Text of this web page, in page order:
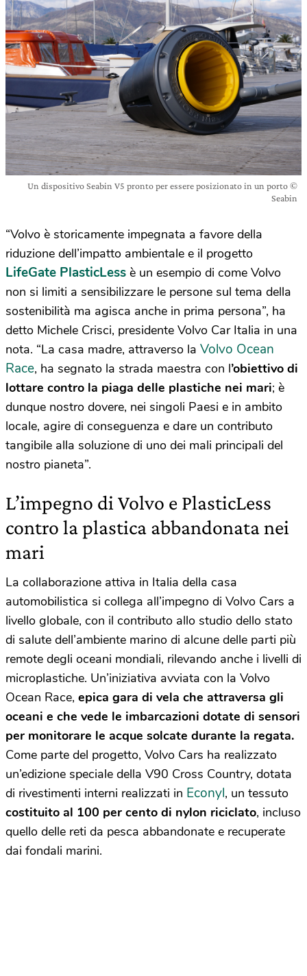
Un dispositivo Seabin V5 pronto per essere posizionato in un porto ©
Seabin
“Volvo è storicamente impegnata a favore della
riduzione dell’impatto ambientale e il progetto
LifeGate PlasticLess è un esempio di come Volvo
non si limiti a sensibilizzare le persone sul tema della
sostenibilità ma agisca anche in prima persona”, ha
detto Michele Crisci, presidente Volvo Car Italia in una
nota. “La casa madre, attraverso la Volvo Ocean
Race, ha segnato la strada maestra con l’obiettivo di
lottare contro la piaga delle plastiche nei mari; è
dunque nostro dovere, nei singoli Paesi e in ambito
locale, agire di conseguenza e dare un contributo
tangibile alla soluzione di uno dei mali principali del
nostro pianeta”.
L’impegno di Volvo e PlasticLess
contro la plastica abbandonata nei
mari
La collaborazione attiva in Italia della casa
automobilistica si collega all’impegno di Volvo Cars a
livello globale, con il contributo allo studio dello stato
di salute dell’ambiente marino di alcune delle parti più
remote degli oceani mondiali, rilevando anche i livelli di
microplastiche. Un’iniziativa avviata con la Volvo
Ocean Race, epica gara di vela che attraversa gli
oceani e che vede le imbarcazioni dotate di sensori
per monitorare le acque solcate durante la regata.
Come parte del progetto, Volvo Cars ha realizzato
un’edizione speciale della V90 Cross Country, dotata
di rivestimenti interni realizzati in Econyl, un tessuto
costituito al 100 per cento di nylon riciclato, incluso
quello delle reti da pesca abbandonate e recuperate
dai fondali marini.